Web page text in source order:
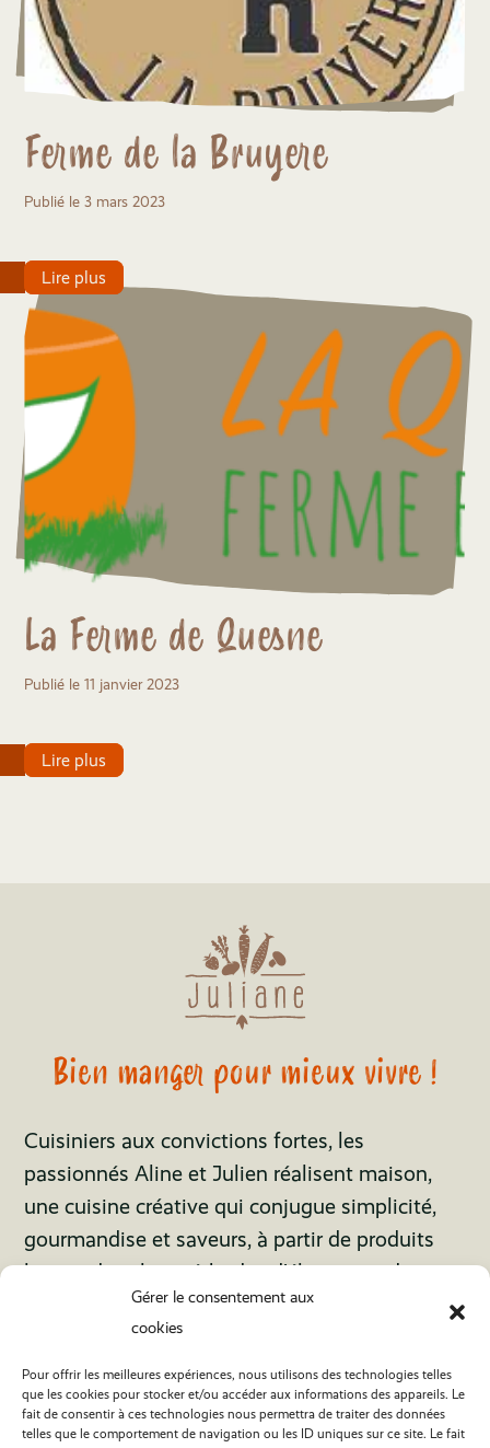
Gérer le consentement aux
cookies
Pour offrir les meilleures expériences, nous utilisons des technologies telles
que les cookies pour stocker et/ou accéder aux informations des appareils. Le
fait de consentir à ces technologies nous permettra de traiter des données
telles que le comportement de navigation ou les ID uniques sur ce site. Le fait
Ferme de la Bruyere
Publié le 3 mars 2023
Lire plus
La Ferme de Quesne
Publié le 11 janvier 2023
Lire plus
Bien manger pour mieux vivre !
Cuisiniers aux convictions fortes, les
passionnés Aline et Julien réalisent maison,
une cuisine créative qui conjugue simplicité,
gourmandise et saveurs, à partir de produits
locaux dont les méthodes d’élevage et de
culture sont respectueuses de notre
environnement.
Horaires
Du Lundi au Vendredi
De 9h à 18h